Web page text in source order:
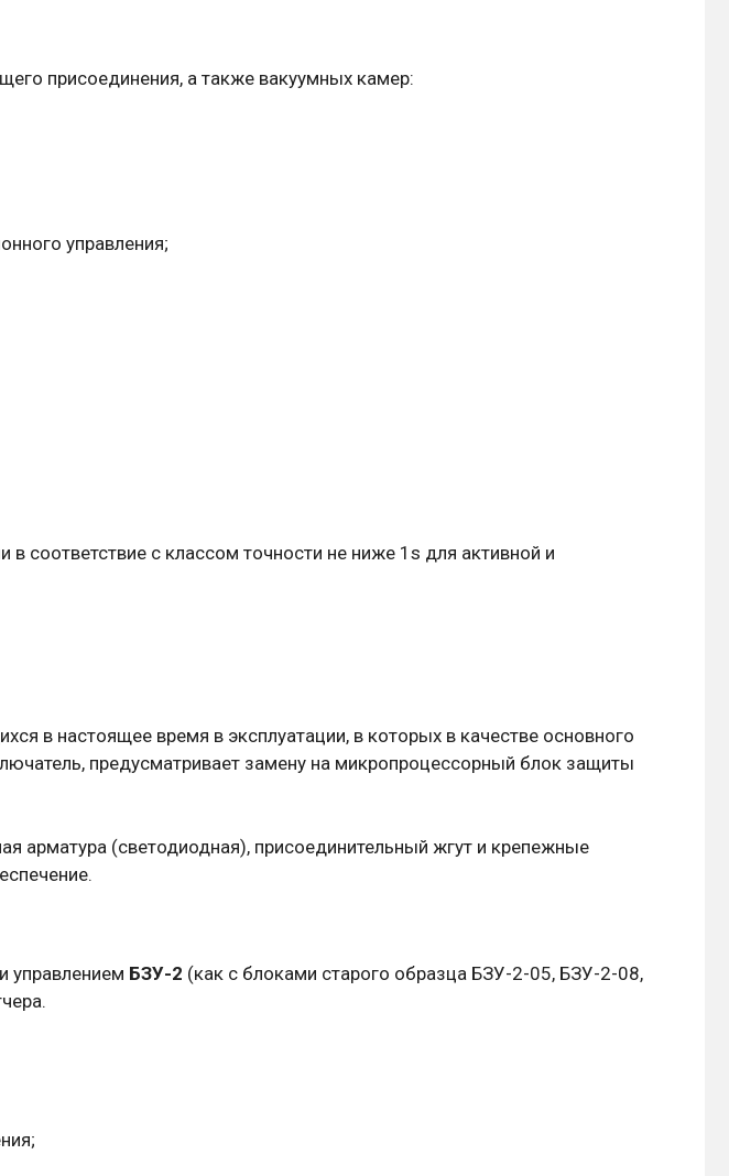
присоединения, а также вакуумных камер:
управления;
в соответствие с классом точности не ниже 1s для активной и
в настоящее время в эксплуатации, в которых в качестве основного
предусматривает замену на микропроцессорный блок защиты
арматура (светодиодная), присоединительный жгут и крепежные
управлением БЗУ-2 (как с блоками старого образца БЗУ-2-05, БЗУ-2-08,